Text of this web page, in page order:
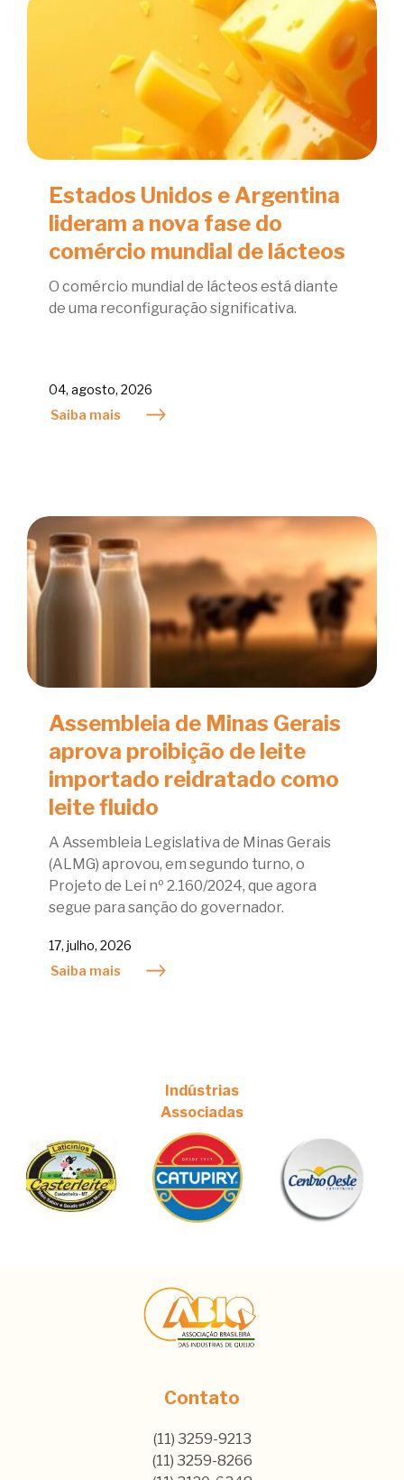
Estados Unidos e Argentina
lideram a nova fase do
comércio mundial de lácteos
O comércio mundial de lácteos está diante
de uma reconfiguração significativa.
04, agosto, 2026
Saiba mais
Assembleia de Minas Gerais
aprova proibição de leite
importado reidratado como
leite fluido
A Assembleia Legislativa de Minas Gerais
(ALMG) aprovou, em segundo turno, o
Projeto de Lei nº 2.160/2024, que agora
segue para sanção do governador.
17, julho, 2026
Saiba mais
Indústrias
Associadas
Contato
(11) 3259-9213
(11) 3259-8266